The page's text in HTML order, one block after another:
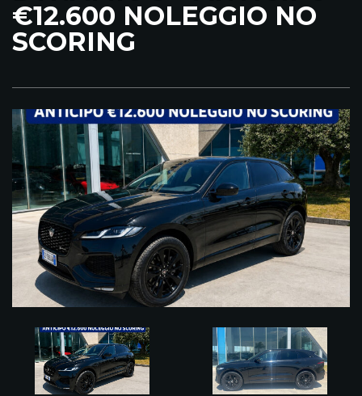
€12.600 NOLEGGIO NO
SCORING